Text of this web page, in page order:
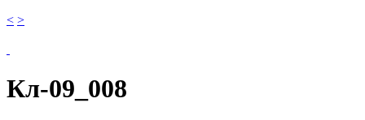
< >
Кл-09_008